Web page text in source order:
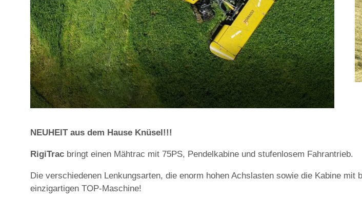
NEUHEIT aus dem Hause Knüsel!!!
RigiTrac bringt einen Mähtrac mit 75PS, Pendelkabine und stufenlosem Fahrantrieb.
Die verschiedenen Lenkungsarten, die enorm hohen Achslasten sowie die Kabine
einzigartigen TOP-Maschine!